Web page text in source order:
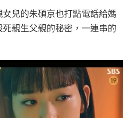
兒的朱碩京也打點電話給媽
親生父親的秘密，一連串的